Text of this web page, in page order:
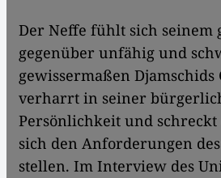
Der Neffe fühlt sich seinem
gegenüber unfähig und
gewissermaßen Djamschids
verharrt in seiner
Persönlichkeit und
sich den Anforderungen
stellen. Im Interview des